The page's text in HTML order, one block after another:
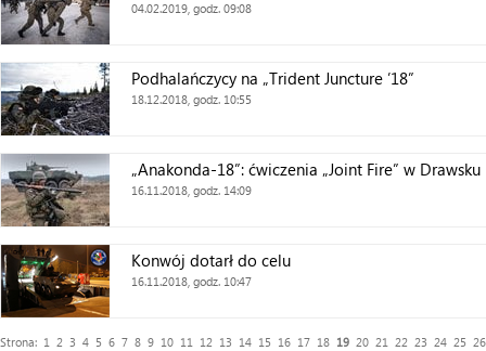
04.02.2019, godz. 09:08
Podhalańczycy na „Trident Juncture ’18”
18.12.2018, godz. 10:55
„Anakonda-18”: ćwiczenia „Joint Fire” w
16.11.2018, godz. 14:09
Konwój dotarł do celu
16.11.2018, godz. 10:47
Strona: 1 2 3 4 5 6 7 8 9 10 11 12 13 14 15 16 17 18 19 20 21 22 23 24 25 26